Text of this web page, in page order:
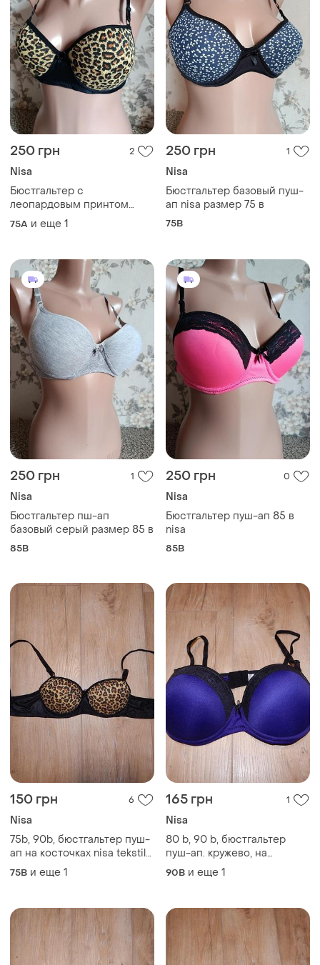
250 грн 2
Nisa
Бюстгальтер с
леопардовым принтом
пуш-ап размер 75 в
75A и еще 1
250 грн 1
Nisa
Бюстгальтер базовый пуш-
ап nisa размер 75 в
75B
250 грн 1
Nisa
Бюстгальтер пш-ап
базовый серый размер 85 в
85B
250 грн 0
Nisa
Бюстгальтер пуш-ап 85 в
nisa
85B
150 грн 6
Nisa
75b, 90b, бюстгальтер пуш-
ап на косточках nisa tekstil
туреченица
75B и еще 1
165 грн 1
Nisa
80 b, 90 b, бюстгальтер
пуш-ап. кружево, на
косточках nisa tekstil
туречевичка
90B и еще 1